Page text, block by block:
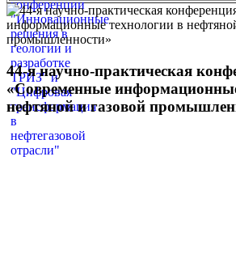
44-я научно-практическая
«Современные
нефтяной и газовой